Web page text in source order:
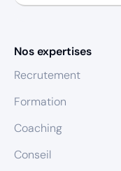
Nos expertises
Recrutement
Formation
Coaching
Conseil